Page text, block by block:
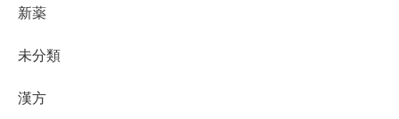
新薬
未分類
漢方